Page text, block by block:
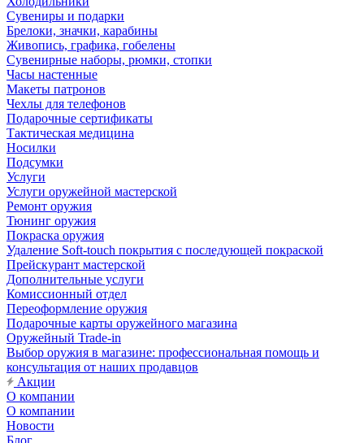
Сувениры и подарки
Брелоки, значки, карабины
Живопись, графика, гобелены
Сувенирные наборы, рюмки, стопки
Часы настенные
Макеты патронов
Чехлы для телефонов
Подарочные сертификаты
Тактическая медицина
Носилки
Подсумки
Услуги
Услуги оружейной мастерской
Ремонт оружия
Тюнинг оружия
Покраска оружия
Удаление Soft-touch покрытия с последующей покраской
Прейскурант мастерской
Дополнительные услуги
Комиссионный отдел
Переоформление оружия
Подарочные карты оружейного магазина
Оружейный Trade-in
Выбор оружия в магазине: профессиональная помощь и
консультация от наших продавцов
Акции
О компании
О компании
Новости
Блог